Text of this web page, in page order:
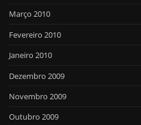
Março 2010
Fevereiro 2010
Janeiro 2010
Dezembro 2009
Novembro 2009
Outubro 2009